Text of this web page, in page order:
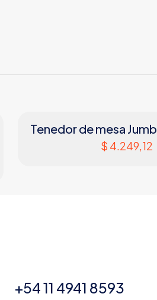
Tenedor de mesa
$ 4.249,12
+54 11 4941 8593